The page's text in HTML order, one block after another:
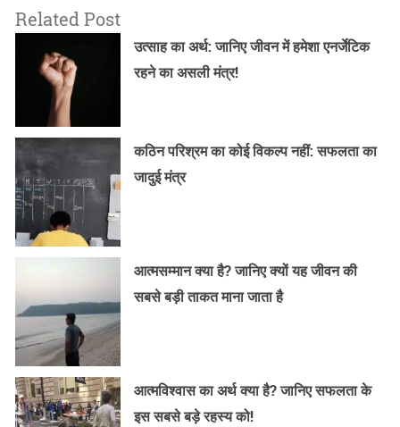
Related Post
उत्साह का अर्थ: जानिए जीवन में हमेशा एनर्जेटिक
रहने का असली मंत्र!
कठिन परिश्रम का कोई विकल्प नहीं: सफलता का
जादुई मंत्र
आत्मसम्मान क्या है? जानिए क्यों यह जीवन की
सबसे बड़ी ताकत माना जाता है
आत्मविश्वास का अर्थ क्या है? जानिए सफलता के
इस सबसे बड़े रहस्य को!